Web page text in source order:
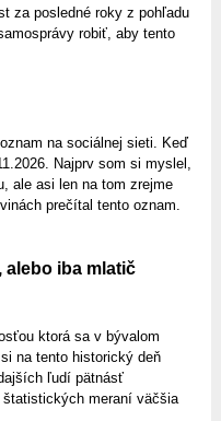
za posledné roky z pohľadu
robiť, aby tento
na sociálnej sieti. Keď
Najprv som si myslel,
ale asi len na tom zrejme
prečítal tento oznam.
iba mlatič
ktorá sa v bývalom
na tento historický deň
ľudí pätnásť
meraní väčšia